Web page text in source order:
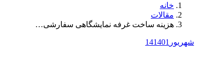
خانه
مقالات
هزینه ساخت غرفه نمایشگاهی سفارشی…
شهریور 141401